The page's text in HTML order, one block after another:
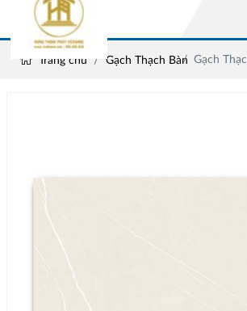
Trang chủ Gạch Thạch Bàn Gạch